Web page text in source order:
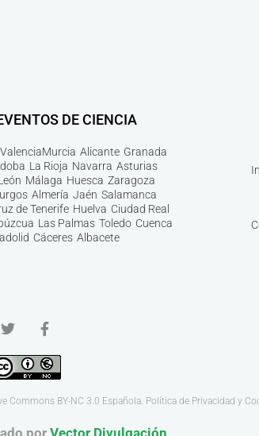
DE CIENCIA
ValenciaMurcia Alicante Granada
La Rioja Navarra Asturias
Málaga Huesca Zaragoza
Almería Jaén Salamanca
de Tenerife Huelva Ciudad Real
Las Palmas Toledo Cuenca
Cáceres Albacete
Commons BY-NC 3.0 Española. Política de Privacidad y